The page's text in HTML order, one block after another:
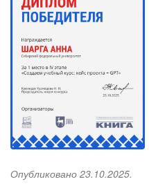
Опубликовано 23.10.2025.